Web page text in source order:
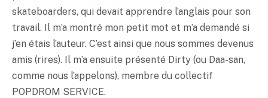
skateboarders, qui devait apprendre l’anglais pour son
travail. Il m’a montré mon petit mot et m’a demandé si
j’en étais l’auteur. C’est ainsi que nous sommes devenus
amis (rires). Il m’a ensuite présenté Dirty (ou Daa-san,
comme nous l’appelons), membre du collectif
POPDROM SERVICE.